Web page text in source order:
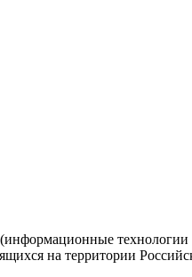
(информационные технологии
на территории